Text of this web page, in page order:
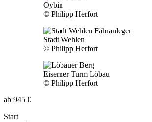
Oybin
© Philipp Herfort
Stadt Wehlen
© Philipp Herfort
Eiserner Turm Löbau
© Philipp Herfort
ab 945 €
Start